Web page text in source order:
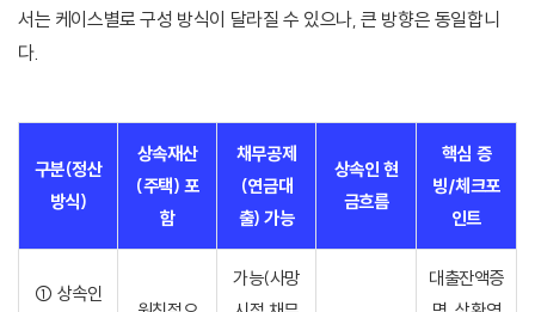
서는 케이스별로 구성 방식이 달라질 수 있으나, 큰 방향은 동일합니
다.
구분(정산
방식)
상속재산
(주택) 포
함
채무공제
(연금대
출) 가능
상속인 현
금흐름
핵심 증
빙/체크포
인트
① 상속인
가능(사망
대출잔액증